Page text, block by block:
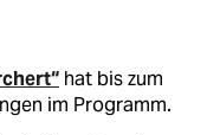
hat bis zum
im Programm.